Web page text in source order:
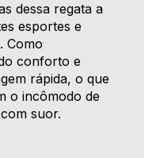
dessa regata a
esportes e
Como
conforto e
rápida, o que
o incômodo de
suor.